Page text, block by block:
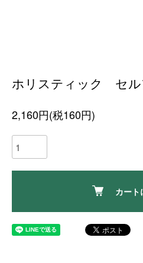
ホリスティック セ
2,160円(税160円)
カート